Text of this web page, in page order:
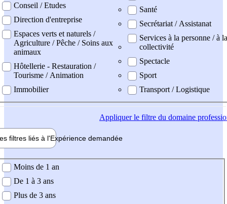
Conseil / Etudes
Direction d'entreprise
Espaces verts et naturels /
Agriculture / Pêche / Soins aux
animaux
Hôtellerie - Restauration /
Tourisme / Animation
Immobilier
Santé
Secrétariat / Assistanat
Services à la personne / à la
collectivité
Spectacle
Sport
Transport / Logistique
Appliquerle filtre du domaine
filtres liés à l'Expérience demandée
demandée
Moins de 1 an
De 1 à 3 ans
Plus de 3 ans